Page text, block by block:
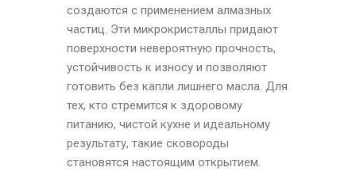
создаются с применением алмазных
частиц. Эти микрокристаллы придают
поверхности невероятную прочность,
устойчивость к износу и позволяют
готовить без капли лишнего масла. Для
тех, кто стремится к здоровому
питанию, чистой кухне и идеальному
результату, такие сковороды
становятся настоящим открытием.